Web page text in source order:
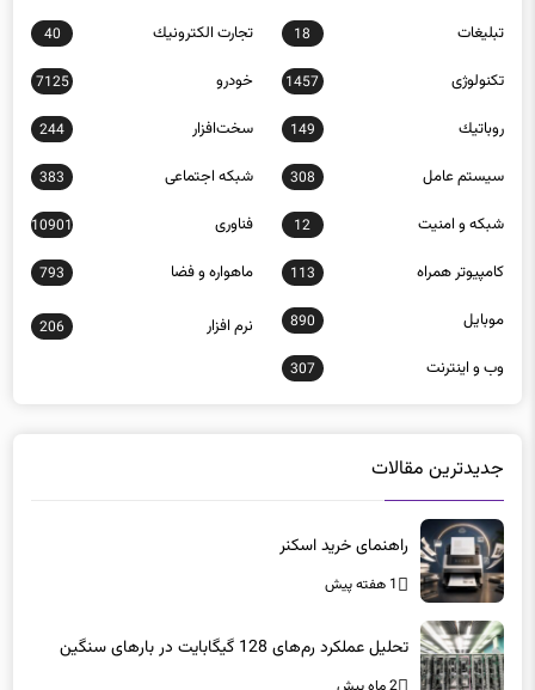
تبلیغات 18 تجارت الكترونيك 40
تکنولوژی 1457 خودرو 7125
روباتيك 149 سخت‌افزار 244
سيستم عامل 308 شبكه اجتماعی 383
شبكه و امنيت 12 فناوری 10901
كامپيوتر همراه 113 ماهواره و فضا 793
موبايل 890 نرم افزار 206
وب و اينترنت 307
جدیدترین مقالات
راهنمای خرید اسکنر
1 هفته پیش
تحلیل عملکرد رم‌های 128 گیگابایت در بارهای سنگین